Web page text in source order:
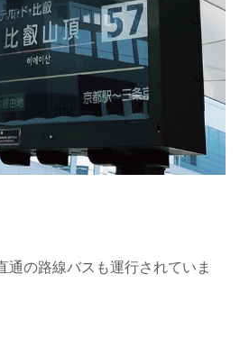
通の路線バスも運行されていま